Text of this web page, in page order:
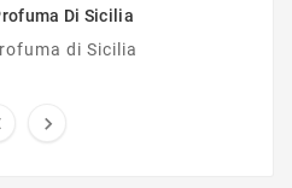
Di Sicilia
di Sicilia
